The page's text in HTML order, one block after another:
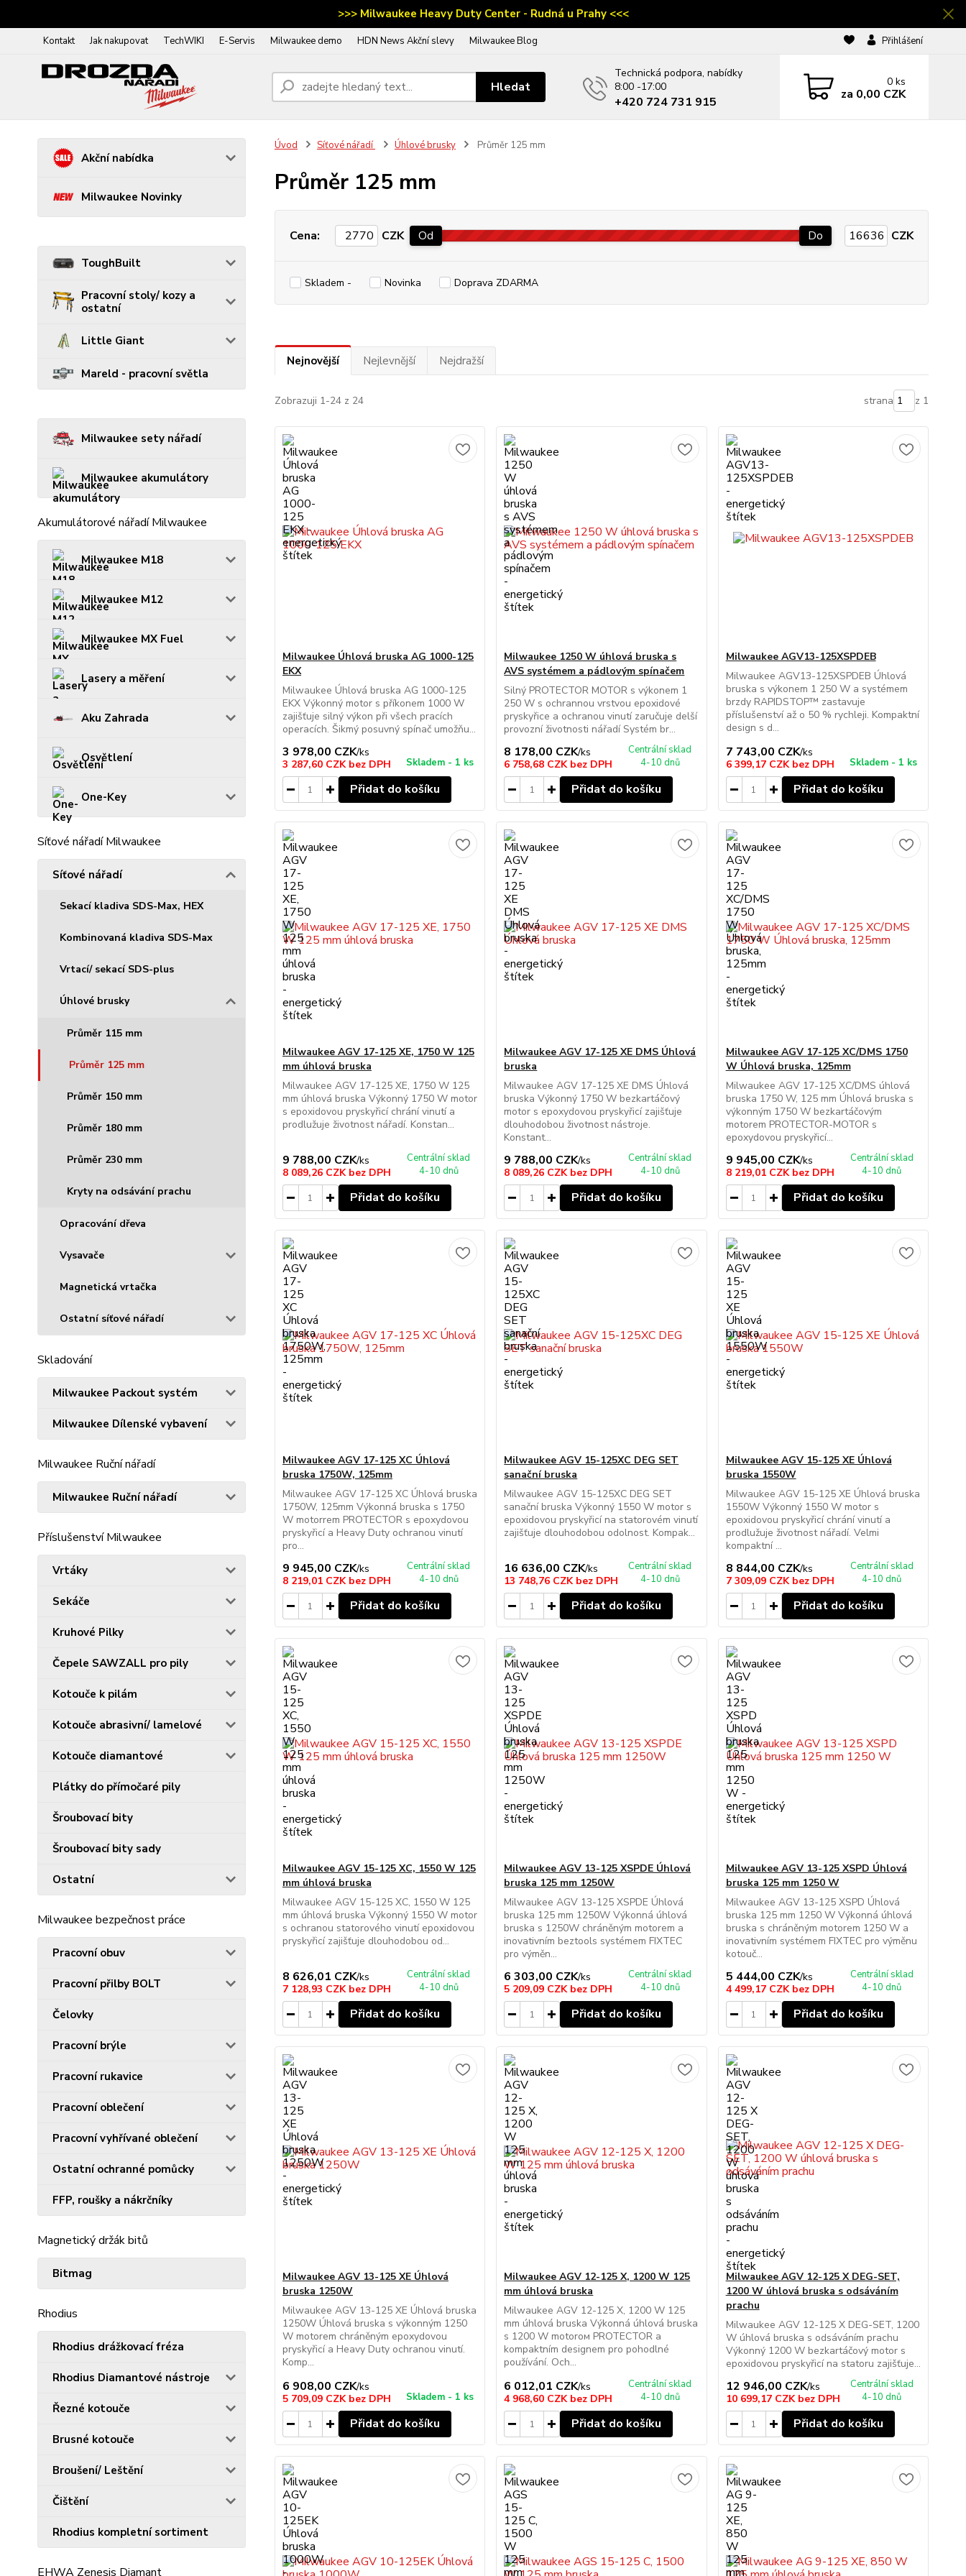
>>> Milwaukee Heavy Duty Center - Rudná u Prahy <<<
Kontakt Jak nakupovat TechWIKI E-Servis Milwaukee demo HDN News Akční slevy Milwaukee Blog Přihlášení
Hledat
Technická podpora, nabídky
8:00 -17:00
‭+420 724 731 915
0 ks
za 0,00 CZK
Akční nabídka
Milwaukee Novinky
ToughBuilt
Pracovní stoly/ kozy a
ostatní
Little Giant
Mareld - pracovní světla
Milwaukee sety nářadí
Milwaukee akumulátory
Akumulátorové nářadí Milwaukee
Milwaukee M18
Milwaukee M12
Milwaukee MX Fuel
Lasery a měření
Aku Zahrada
Osvětlení
One-Key
Síťové nářadí Milwaukee
Síťové nářadí
Sekací kladiva SDS-Max, HEX
Kombinovaná kladiva SDS-Max
Vrtací/ sekací SDS-plus
Úhlové brusky
Průměr 115 mm
Průměr 125 mm
Průměr 150 mm
Průměr 180 mm
Průměr 230 mm
Kryty na odsávání prachu
Opracování dřeva
Vysavače
Magnetická vrtačka
Ostatní síťové nářadí
Skladování
Milwaukee Packout systém
Milwaukee Dílenské vybavení
Milwaukee Ruční nářadí
Milwaukee Ruční nářadí
Příslušenství Milwaukee
Vrtáky
Sekáče
Kruhové Pilky
Čepele SAWZALL pro pily
Kotouče k pilám
Kotouče abrasivní/ lamelové
Kotouče diamantové
Plátky do přímočaré pily
Šroubovací bity
Šroubovací bity sady
Ostatní
Milwaukee bezpečnost práce
Pracovní obuv
Pracovní přilby BOLT
Čelovky
Pracovní brýle
Pracovní rukavice
Pracovní oblečení
Pracovní vyhřívané oblečení
Ostatní ochranné pomůcky
FFP, roušky a nákrčníky
Magnetický držák bitů
Bitmag
Rhodius
Rhodius drážkovací fréza
Rhodius Diamantové nástroje
Řezné kotouče
Brusné kotouče
Broušení/ Leštění
Čištění
Rhodius kompletní sortiment
EHWA Zenesis Diamant
Úvod Síťové nářadí Úhlové brusky Průměr 125 mm
Průměr 125 mm
Cena: CZK Od Do CZK
Skladem - Novinka Doprava ZDARMA
Nejnovější Nejlevnější Nejdražší
Zobrazuji 1-24 z 24 strana z 1
Milwaukee Úhlová bruska AG 1000-125
EKX
Milwaukee Úhlová bruska AG 1000-125
EKX Výkonný motor s příkonem 1000 W
zajišťuje silný výkon při všech pracích
operacích. Šikmý posuvný spínač umožňu...
3 978,00 CZK/ks
3 287,60 CZK bez DPH Skladem - 1 ks
Přidat do košíku
Milwaukee 1250 W úhlová bruska s
AVS systémem a pádlovým spínačem
Silný PROTECTOR MOTOR s výkonem 1
250 W s ochrannou vrstvou epoxidové
pryskyřice a ochranou vinutí zaručuje delší
provozní životnosti nářadí Systém br...
8 178,00 CZK/ks
6 758,68 CZK bez DPH
Centrální sklad
4-10 dnů
Přidat do košíku
Milwaukee AGV13-125XSPDEB
Milwaukee AGV13-125XSPDEB Úhlová
bruska s výkonem 1 250 W a systémem
brzdy RAPIDSTOP™ zastavuje
příslušenství až o 50 % rychleji. Kompaktní
design s d...
7 743,00 CZK/ks
6 399,17 CZK bez DPH Skladem - 1 ks
Přidat do košíku
Milwaukee AGV 17-125 XE, 1750 W 125
mm úhlová bruska
Milwaukee AGV 17-125 XE, 1750 W 125
mm úhlová bruska Výkonný 1750 W motor
s epoxidovou pryskyřicí chrání vinutí a
prodlužuje životnost nářadí. Konstan...
9 788,00 CZK/ks
8 089,26 CZK bez DPH
Centrální sklad
4-10 dnů
Přidat do košíku
Milwaukee AGV 17-125 XE DMS Úhlová
bruska
Milwaukee AGV 17-125 XE DMS Úhlová
bruska Výkonný 1750 W bezkartáčový
motor s epoxydovou pryskyřicí zajišťuje
dlouhodobou životnost nástroje.
Konstant...
9 788,00 CZK/ks
8 089,26 CZK bez DPH
Centrální sklad
4-10 dnů
Přidat do košíku
Milwaukee AGV 17-125 XC/DMS 1750
W Úhlová bruska, 125mm
Milwaukee AGV 17-125 XC/DMS úhlová
bruska 1750 W, 125 mm Úhlová bruska s
výkonným 1750 W bezkartáčovým
motorem PROTECTOR-MOTOR s
epoxydovou pryskyřicí...
9 945,00 CZK/ks
8 219,01 CZK bez DPH
Centrální sklad
4-10 dnů
Přidat do košíku
Milwaukee AGV 17-125 XC Úhlová
bruska 1750W, 125mm
Milwaukee AGV 17-125 XC Úhlová bruska
1750W, 125mm Výkonná bruska s 1750
W motorrem PROTECTOR s epoxydovou
pryskyřicí a Heavy Duty ochranou vinutí
pro...
9 945,00 CZK/ks
8 219,01 CZK bez DPH
Centrální sklad
4-10 dnů
Přidat do košíku
Milwaukee AGV 15-125XC DEG SET
sanační bruska
Milwaukee AGV 15-125XC DEG SET
sanační bruska Výkonný 1550 W motor s
epoxidovou pryskyřicí na statorovém vinutí
zajišťuje dlouhodobou odolnost. Kompak...
16 636,00 CZK/ks
13 748,76 CZK bez DPH
Centrální sklad
4-10 dnů
Přidat do košíku
Milwaukee AGV 15-125 XE Úhlová
bruska 1550W
Milwaukee AGV 15-125 XE Úhlová bruska
1550W Výkonný 1550 W motor s
epoxidovou pryskyřicí chrání vinutí a
prodlužuje životnost nářadí. Velmi
kompaktní ...
8 844,00 CZK/ks
7 309,09 CZK bez DPH
Centrální sklad
4-10 dnů
Přidat do košíku
Milwaukee AGV 15-125 XC, 1550 W 125
mm úhlová bruska
Milwaukee AGV 15-125 XC, 1550 W 125
mm úhlová bruska Výkonný 1550 W motor
s ochranou statorového vinutí epoxidovou
pryskyřicí zajišťuje dlouhodobou od...
8 626,01 CZK/ks
7 128,93 CZK bez DPH
Centrální sklad
4-10 dnů
Přidat do košíku
Milwaukee AGV 13-125 XSPDE Úhlová
bruska 125 mm 1250W
Milwaukee AGV 13-125 XSPDE Úhlová
bruska 125 mm 1250W Výkonná úhlová
bruska s 1250W chráněným motorem a
inovativním beztools systémem FIXTEC
pro výměn...
6 303,00 CZK/ks
5 209,09 CZK bez DPH
Centrální sklad
4-10 dnů
Přidat do košíku
Milwaukee AGV 13-125 XSPD Úhlová
bruska 125 mm 1250 W
Milwaukee AGV 13-125 XSPD Úhlová
bruska 125 mm 1250 W Výkonná úhlová
bruska s chráněným motorem 1250 W a
inovativním systémem FIXTEC pro výměnu
kotouč...
5 444,00 CZK/ks
4 499,17 CZK bez DPH
Centrální sklad
4-10 dnů
Přidat do košíku
Milwaukee AGV 13-125 XE Úhlová
bruska 1250W
Milwaukee AGV 13-125 XE Úhlová bruska
1250W Úhlová bruska s výkonným 1250
W motorem chráněným epoxydovou
pryskyřicí a Heavy Duty ochranou vinutí.
Komp...
6 908,00 CZK/ks
5 709,09 CZK bez DPH Skladem - 1 ks
Přidat do košíku
Milwaukee AGV 12-125 X, 1200 W 125
mm úhlová bruska
Milwaukee AGV 12-125 X, 1200 W 125
mm úhlová bruska Výkonná úhlová bruska
s 1200 W motorом PROTECTOR a
kompaktním designem pro pohodlné
používání. Och...
6 012,01 CZK/ks
4 968,60 CZK bez DPH
Centrální sklad
4-10 dnů
Přidat do košíku
Milwaukee AGV 12-125 X DEG-SET,
1200 W úhlová bruska s odsáváním
prachu
Milwaukee AGV 12-125 X DEG-SET, 1200
W úhlová bruska s odsáváním prachu
Výkonný 1200 W bezkartáčový motor s
epoxidovou pryskyřicí na statoru zajišťuje...
12 946,00 CZK/ks
10 699,17 CZK bez DPH
Centrální sklad
4-10 dnů
Přidat do košíku